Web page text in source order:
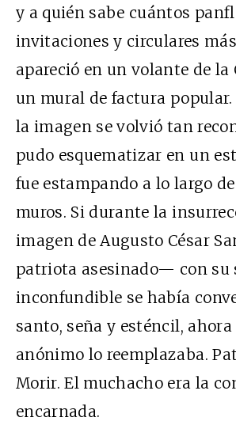
y a quién sabe cuántos
invitaciones y circulares
apareció en un volante de la
un mural de factura
la imagen se volvió tan
pudo esquematizar en un
fue estampando a lo largo
muros. Si durante la
imagen de Augusto César
patriota asesinado— con su
inconfundible se había
santo, seña y esténcil,
anónimo lo reemplazaba.
Morir. El muchacho era la
encarnada.